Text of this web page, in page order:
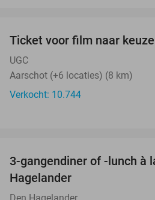
Ticket voor film naar
UGC
Aarschot (+6 locaties) (8 km)
Verkocht: 10.744
3-gangendiner of -lunch à
Hagelander